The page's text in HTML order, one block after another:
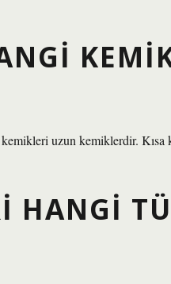
uzun kemiklerdir. Kısa
HANGI